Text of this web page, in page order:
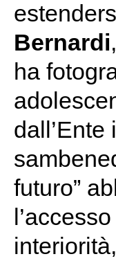
Bernardi
ha
futuro”